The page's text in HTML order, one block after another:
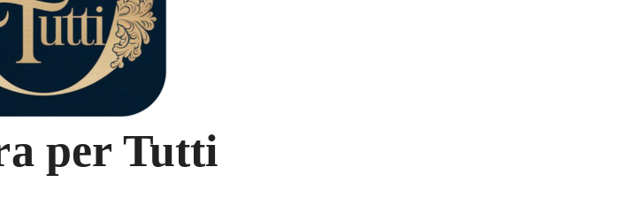
per Tutti